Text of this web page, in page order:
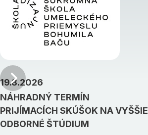
NÁHRADNÝ TERMÍN
PRIJÍMACÍCH SKÚŠOK NA VYŠŠIE
ODBORNÉ ŠTÚDIUM
19.8.2026Predchádzajúci